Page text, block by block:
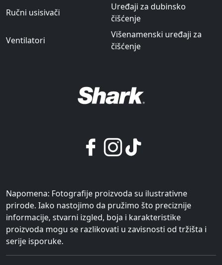
Ručni usisivači
Uređaji za dubinsko
čišćenje
Ventilatori
Višenamenski uređaji za
čišćenje
Napomena: Fotografije proizvoda su ilustrativne
prirode. Iako nastojimo da pružimo što preciznije
informacije, stvarni izgled, boja i karakteristike
proizvoda mogu se razlikovati u zavisnosti od tržišta i
serije isporuke.